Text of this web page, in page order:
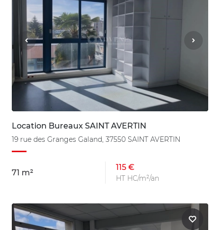
Location Bureaux SAINT AVERTIN
19 rue des Granges Galand, 37550 SAINT AVERTIN
71 m²
115 €
HT HC/m²/an